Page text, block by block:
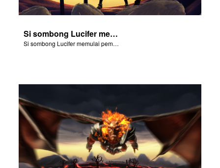
Si sombong Lucifer memulai pemberontakan di surga.
Si sombong Lucifer memulai pemberontakan di surga.